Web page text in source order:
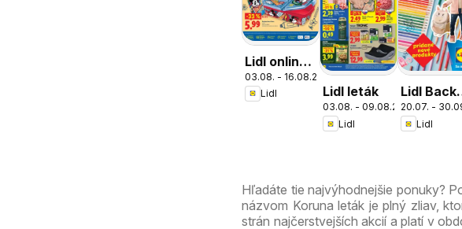
Lidl online
magazín
03.08. - 16.08.2026
Lidl
Lidl leták
03.08. - 09.08.2026
Lidl
Lidl Back
to school
20.07. -
Lidl
Hľadáte tie najvýhodnejšie ponuky?
názvom Koruna leták je plný zliav,
strán najčerstvejších akcií a platí v